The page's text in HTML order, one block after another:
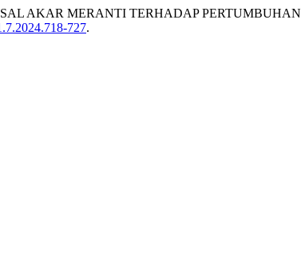
AKAR MERANTI TERHADAP
727.